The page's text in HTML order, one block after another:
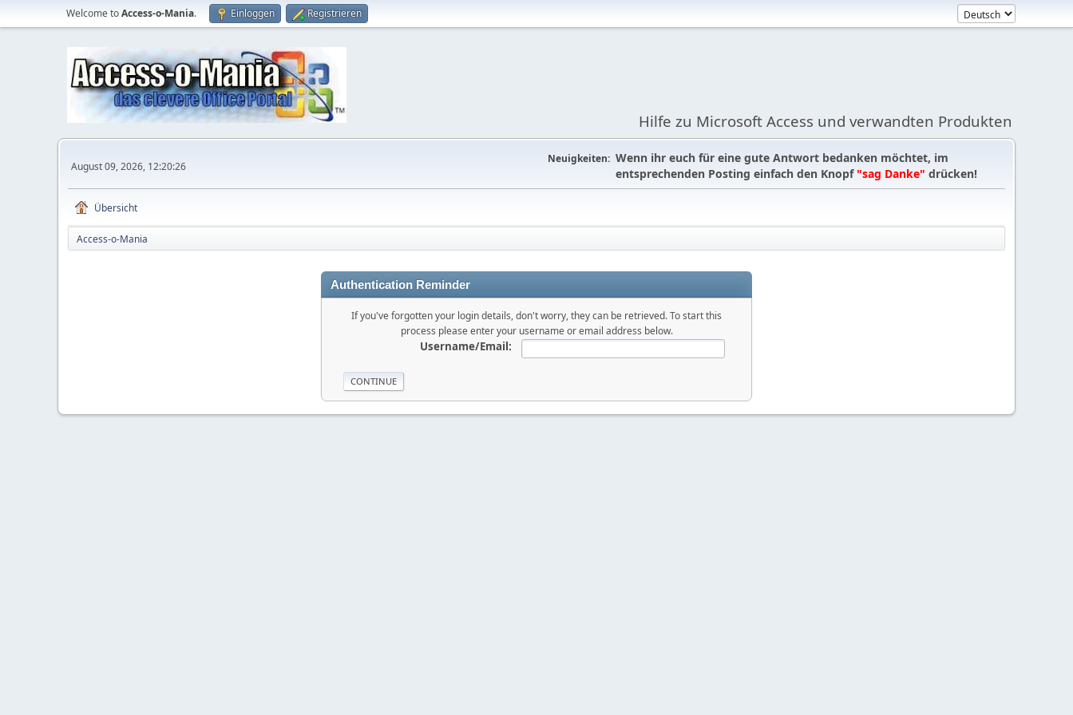
Welcome toAccess-o-Mania. Einloggen Registrieren
Hilfe zu Microsoft Access und verwandten Produkten
August 09, 2026, 12:20:26
Neuigkeiten: Wenn ihr euch für eine gute Antwort bedanken möchtet, im
entsprechenden Posting einfach den Knopf "sag Danke" drücken!
Übersicht
Access-o-Mania
Authentication Reminder
If you've forgotten your login details, don't worry, they can be retrieved. To start this
process please enter your username or email address below.
Username/Email: